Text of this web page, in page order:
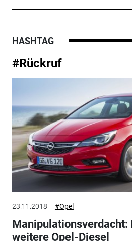
HASHTAG
#Rückruf
23.11.2018 #Opel
Manipulationsverdacht:
weitere Opel-Diesel